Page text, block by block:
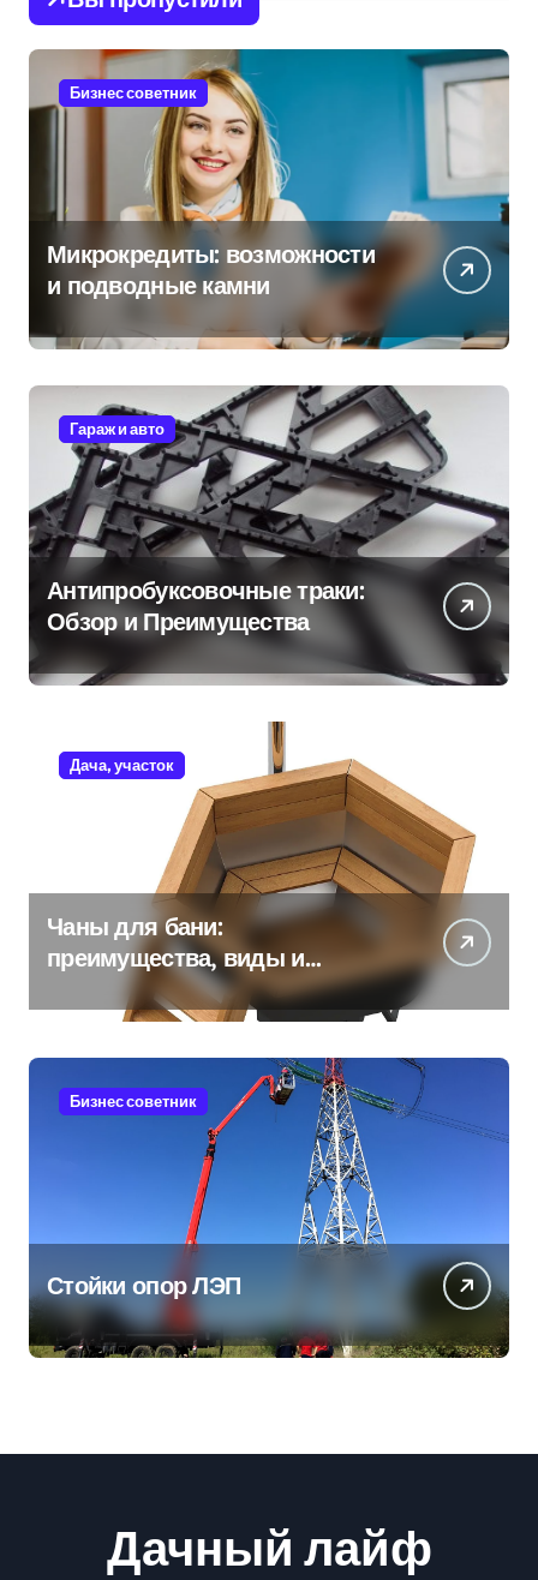
Бизнес советник
Микрокредиты: возможности
и подводные камни
Гараж и авто
Антипробуксовочные траки:
Обзор и Преимущества
Дача, участок
Чаны для бани:
преимущества, виды и
особенности использования
Бизнес советник
Стойки опор ЛЭП
Дачный лайф